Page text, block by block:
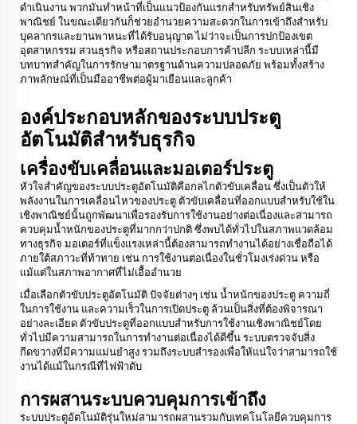
ดำเนินงาน พวกมันทำหน้าที่เป็นแนวป้องกันแรกสำหรับทรัพย์สินเชิง
พาณิชย์ ในขณะเดียวกันก็ช่วยอำนวยความสะดวกในการเข้าถึงสำหรับ
บุคลากรและยานพาหนะที่ได้รับอนุญาต ไม่ว่าจะเป็นการปกป้องเขต
อุตสาหกรรม สวนธุรกิจ หรือสถานประกอบการค้าปลีก ระบบเหล่านี้มี
บทบาทสำคัญในการรักษามาตรฐานด้านความปลอดภัย พร้อมทั้งสร้าง
ภาพลักษณ์ที่เป็นมืออาชีพต่อผู้มาเยือนและลูกค้า
องค์ประกอบหลักของระบบประตู
อัตโนมัติสำหรับธุรกิจ
เครื่องขับเคลื่อนและมอเตอร์ประตู
หัวใจสำคัญของระบบประตูอัตโนมัติคือกลไกตัวขับเคลื่อน ซึ่งเป็นตัวให้
พลังงานในการเคลื่อนไหวของประตู ตัวขับเคลื่อนที่ออกแบบสำหรับใช้ใน
เชิงพาณิชย์นั้นถูกพัฒนาเพื่อรองรับการใช้งานอย่างต่อเนื่องและสามารถ
ควบคุมน้ำหนักของประตูที่มากกว่าปกติ ซึ่งพบได้ทั่วไปในสภาพแวดล้อม
ทางธุรกิจ มอเตอร์ที่แข็งแรงเหล่านี้ต้องสามารถทำงานได้อย่างเชื่อถือได้
ภายใต้สภาวะที่ท้าทาย เช่น การใช้งานต่อเนื่องในชั่วโมงเร่งด่วน หรือ
แม้แต่ในสภาพอากาศที่ไม่เอื้ออำนวย
เมื่อเลือกตัวขับประตูอัตโนมัติ ปัจจัยต่างๆ เช่น น้ำหนักของประตู ความถี่
ในการใช้งาน และความเร็วในการเปิดประตู ล้วนเป็นสิ่งที่ต้องพิจารณา
อย่างละเอียด ตัวขับประตูที่ออกแบบสำหรับการใช้งานเชิงพาณิชย์โดย
ทั่วไปมีความสามารถในการทำงานต่อเนื่องได้ดีขึ้น ระบบตรวจจับสิ่ง
กีดขวางที่มีความแม่นยำสูง รวมถึงระบบสำรองเพื่อให้แน่ใจว่าสามารถใช้
งานได้แม้ในกรณีที่ไฟฟ้าดับ
การผสานระบบควบคุมการเข้าถึง
ระบบประตูอัตโนมัติรุ่นใหม่สามารถผสานรวมกับเทคโนโลยีควบคุมการ